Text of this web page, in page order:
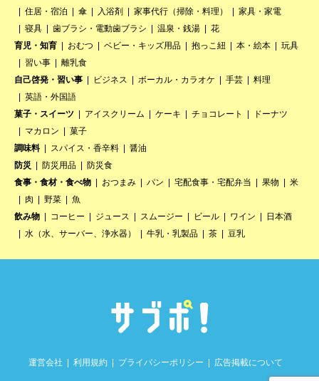
住居・宿泊
傘 入浴剤 家事代行（掃除・料理）
家具・家電
寝具
歯ブラシ・電動歯ブラシ 温泉・銭湯
花
育児・知育
おむつ ベビー・キッズ用品 抱っこ紐 本・絵本
玩具
習い事
離乳食
自己啓発・習い事
ビジネス ボーカル・カラオケ 手芸
料理
英語・外国語
菓子・スイーツ
アイスクリーム ケーキ チョコレート
ドーナツ
マカロン
菓子
調味料
スパイス・香辛料
醤油
防災
防災用品
防災食
食事・食材・食べ物
おつまみ パン 宅配食事・宅配弁当 果物
米
肉
野菜
魚
飲み物
コーヒー ジュース スムージー ビール ワイン
日本酒
水（水、サーバー、浄水器）
牛乳・乳製品 茶 豆乳
運営会社 利用規約 プライバシーポリシー 広告掲載について